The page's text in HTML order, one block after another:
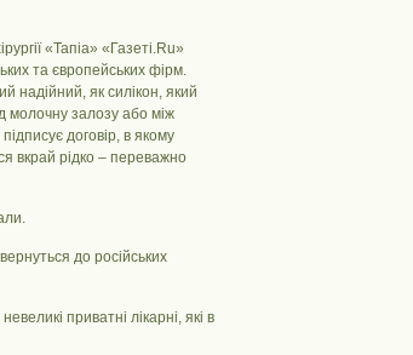
«Тапіа» «Газеті.Ru»
та європейських фірм.
надійний, як силікон, який
молочну залозу або між
договір, в якому
вкрай рідко – переважно
до російських
приватні лікарні, які в